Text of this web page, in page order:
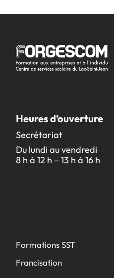
Heures d’ouverture
Secrétariat
Du lundi au vendredi
8 h à 12 h – 13 h à 16 h
Formations SST
Francisation